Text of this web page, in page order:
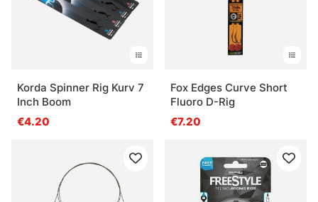
Korda Spinner Rig Kurv 7
Inch Boom
€4.20
Fox Edges Curve Short
Fluoro D-Rig
€7.20